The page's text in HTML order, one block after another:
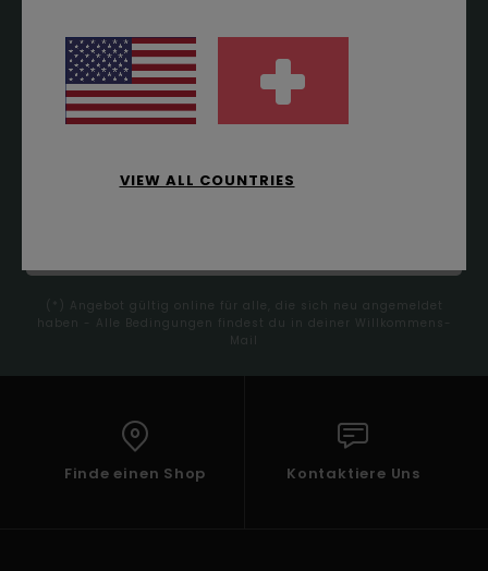
ONLINE*
Melde dich an, um immer die neuesten News und
exklusive Angebote zu erhalten.
(*) Angebot gültig online für alle, die sich neu angemeldet
haben - Alle Bedingungen findest du in deiner Willkommens-
Mail
Finde einen Shop Kontaktiere Uns
VIEW ALL COUNTRIES